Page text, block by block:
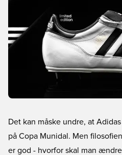
Det kan måske undre, at
på Copa Munidal. Men
er god - hvorfor skal man